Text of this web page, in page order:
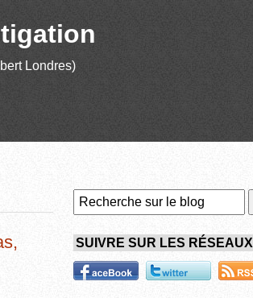
Londres)
SUIVRE SUR LES RÉSEAUX